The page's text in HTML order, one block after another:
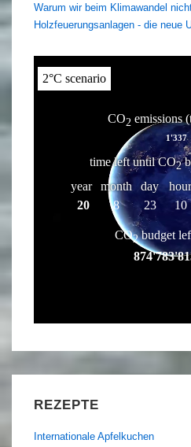
Warum wir beim Klimawandel
Holzfeuerungsanlagen - die neue
REZEPTE
Internationale Apfelkuchen